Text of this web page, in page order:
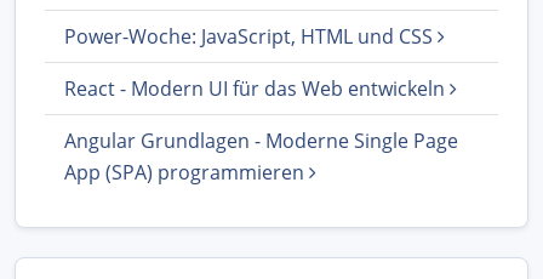
Power-Woche: JavaScript, HTML und CSS
React - Modern UI für das Web entwickeln
Angular Grundlagen - Moderne Single Page
App (SPA) programmieren